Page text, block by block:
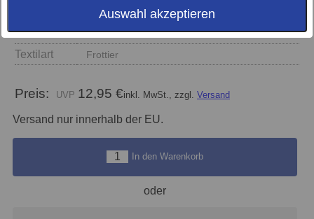
Auswahl akzeptieren
Farbe
Textilart
Frottier
Preis: 12,95 €inkl. MwSt., zzgl. Versand
Versand nur innerhalb der EU.
In den Warenkorb
oder